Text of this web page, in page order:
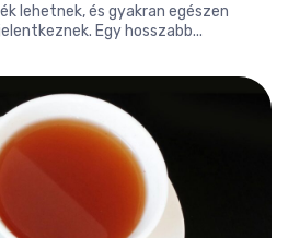
lehetnek, és gyakran egészen
Egy hosszabb...